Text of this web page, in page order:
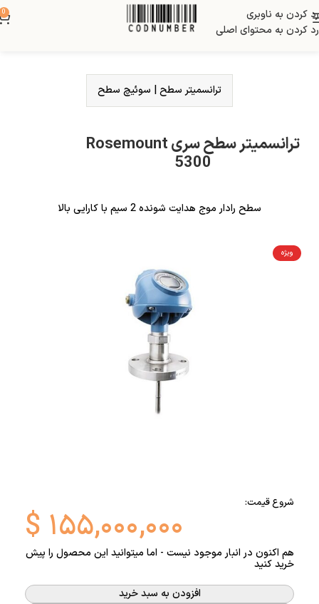
رد کردن به ناوبری
رد کردن به محتوای اصلی
0
ترانسمیتر سطح سوئیچ سطح
ترانسمیتر سطح سری Rosemount
5300
سطح رادار موج هدایت شونده 2 سیم با کارایی بالا
ویژه
شروع قیمت:
$ ۱۵۵,۰۰۰,۰۰۰
هم اکنون در انبار موجود نیست - اما میتوانید این محصول را پیش
خرید کنید
افزودن به سبد خرید